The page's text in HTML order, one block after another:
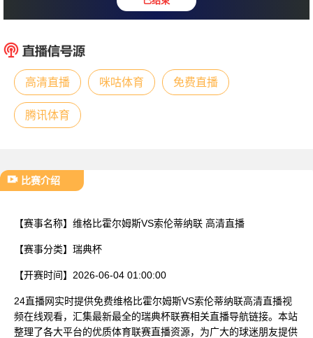
维格比霍尔姆斯 : 索伦
高清直播 咪咕体育 免费直播
腾讯体育
比赛介绍
【赛事名称】 维格比霍尔姆斯VS索伦蒂纳联 高清直播
【赛事分类】 瑞典杯
【开赛时间】 2026-06-04 01:00:00
24直播网实时提供免费维格比霍尔姆斯VS索伦蒂纳联高清直播视
频在线观看，汇集最新最全的瑞典杯联赛相关直播导航链接。本站
整理了各大平台的优质体育联赛直播资源，为广大的球迷朋友提供